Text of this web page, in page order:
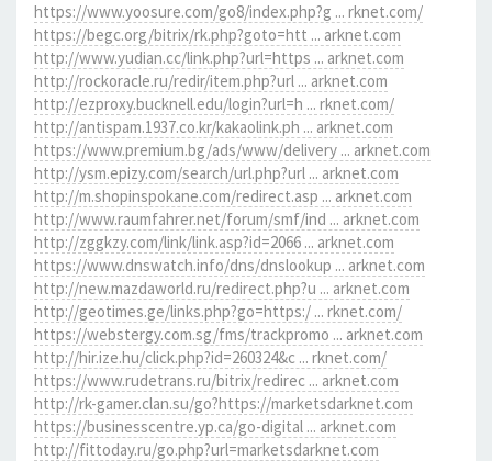
https://www.yoosure.com/go8/index.php?g ... rknet.com/
https://begc.org/bitrix/rk.php?goto=htt ... arknet.com
http://www.yudian.cc/link.php?url=https ... arknet.com
http://rockoracle.ru/redir/item.php?url ... arknet.com
http://ezproxy.bucknell.edu/login?url=h ... rknet.com/
http://antispam.1937.co.kr/kakaolink.ph ... arknet.com
https://www.premium.bg/ads/www/delivery ... arknet.com
http://ysm.epizy.com/search/url.php?url ... arknet.com
http://m.shopinspokane.com/redirect.asp ... arknet.com
http://www.raumfahrer.net/forum/smf/ind ... arknet.com
http://zggkzy.com/link/link.asp?id=2066 ... arknet.com
https://www.dnswatch.info/dns/dnslookup ... arknet.com
http://new.mazdaworld.ru/redirect.php?u ... arknet.com
http://geotimes.ge/links.php?go=https:/ ... rknet.com/
https://webstergy.com.sg/fms/trackpromo ... arknet.com
http://hir.ize.hu/click.php?id=260324&c ... rknet.com/
https://www.rudetrans.ru/bitrix/redirec ... arknet.com
http://rk-gamer.clan.su/go?https://marketsdarknet.com
https://businesscentre.yp.ca/go-digital ... arknet.com
http://fittoday.ru/go.php?url=marketsdarknet.com